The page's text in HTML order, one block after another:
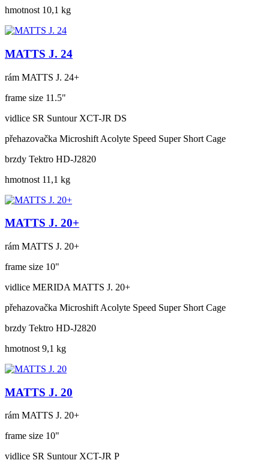
hmotnost 10,1 kg
MATTS J. 24
rám MATTS J. 24+
frame size 11.5"
vidlice SR Suntour XCT-JR DS
přehazovačka Microshift Acolyte Speed Super Short Cage
brzdy Tektro HD-J2820
hmotnost 11,1 kg
MATTS J. 20+
rám MATTS J. 20+
frame size 10"
vidlice MERIDA MATTS J. 20+
přehazovačka Microshift Acolyte Speed Super Short Cage
brzdy Tektro HD-J2820
hmotnost 9,1 kg
MATTS J. 20
rám MATTS J. 20+
frame size 10"
vidlice SR Suntour XCT-JR P